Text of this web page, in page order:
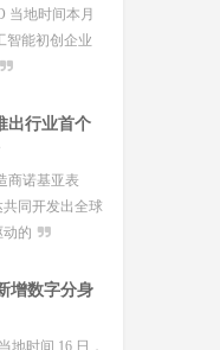
当地时间本月
智能初创企业
出行业首个
商诺基亚表
同开发出全球
的
增数字分身
地时间 16 日，